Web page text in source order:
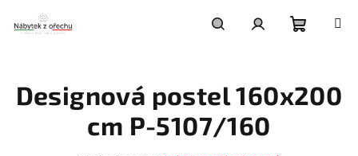
obsah
košík
Designová postel 160x200
cm P-5107/160